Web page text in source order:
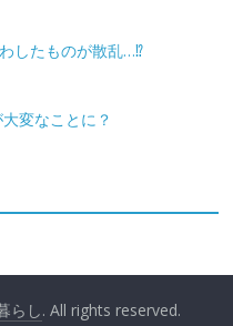
したものが散乱…⁉
変なことに？
らし. All rights reserved.